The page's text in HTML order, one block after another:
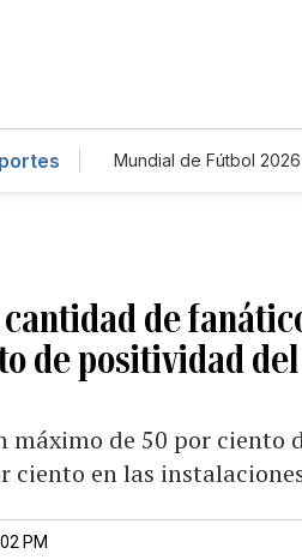
Mundial de Fútbol 2026
de
de positividad del
máximo de 50 por ciento
ciento en las
PM